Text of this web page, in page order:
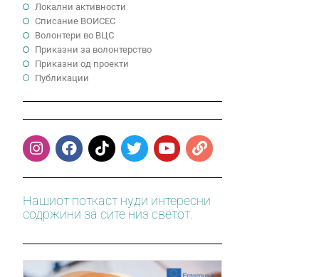
Локални активности
Cписание ВОИСЕС
Волонтери во ВЦС
Приказни за волонтерство
Приказни од проекти
Публикации
Нашиот поткаст нуди интересни
содржини за сите низ светот.